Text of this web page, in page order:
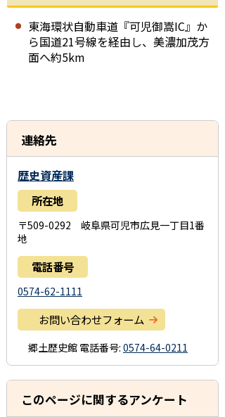
東海環状自動車道『可児御嵩IC』か
ら国道21号線を経由し、美濃加茂方
面へ約5km
連絡先
歴史資産課
所在地
〒509-0292 岐阜県可児市広見一丁目1番
地
電話番号
0574-62-1111
お問い合わせフォーム
郷土歴史館 電話番号: 0574-64-0211
このページに関するアンケート